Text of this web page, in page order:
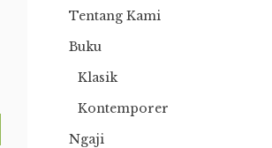
Tentang Kami
Buku
Klasik
Kontemporer
Ngaji